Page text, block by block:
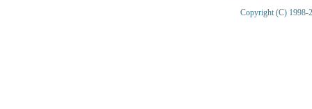
Copyright (C) 1998-